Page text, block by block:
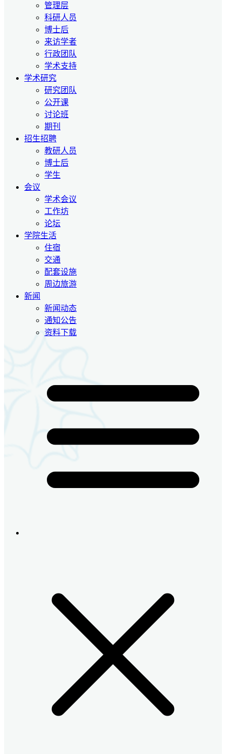
管理层
科研人员
博士后
来访学者
行政团队
学术支持
学术研究
研究团队
公开课
讨论班
期刊
招生招聘
教研人员
博士后
学生
会议
学术会议
工作坊
论坛
学院生活
住宿
交通
配套设施
周边旅游
新闻
新闻动态
通知公告
资料下载